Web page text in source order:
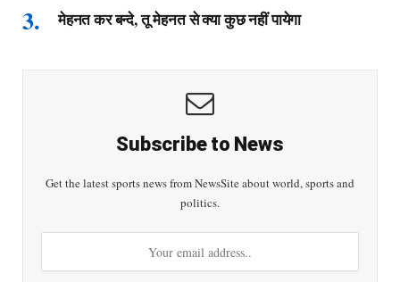
मेहनत कर बन्दे, तू मेहनत से क्या कुछ नहीं पायेगा
Subscribe to News
Get the latest sports news from NewsSite about world, sports and
politics.